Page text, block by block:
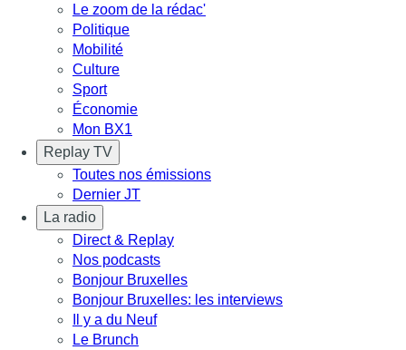
Le zoom de la rédac'
Politique
Mobilité
Culture
Sport
Économie
Mon BX1
Replay TV
Toutes nos émissions
Dernier JT
La radio
Direct & Replay
Nos podcasts
Bonjour Bruxelles
Bonjour Bruxelles: les interviews
Il y a du Neuf
Le Brunch